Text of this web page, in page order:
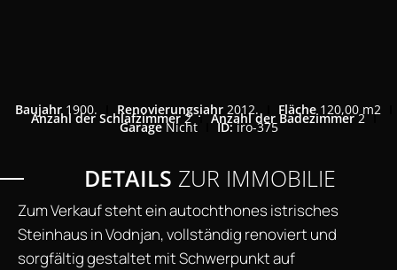
Baujahr 1900. Renovierungsjahr 2012. Fläche120,00 m2
Anzahl der Schlafzimmer2 Anzahl der Badezimmer2
GarageNicht ID:iro-375
DETAILS ZUR IMMOBILIE
Zum Verkauf steht ein autochthones istrisches
Steinhaus in Vodnjan, vollständig renoviert und
sorgfältig gestaltet mit Schwerpunkt auf